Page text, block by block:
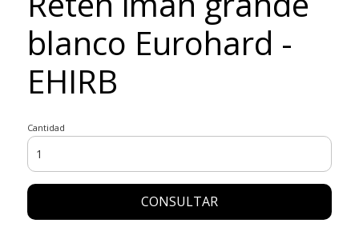
blanco Eurohard -
EHIRB
Cantidad
CONSULTAR